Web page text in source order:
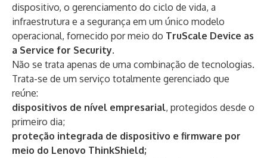
dispositivo, o gerenciamento do ciclo de vida, a
infraestrutura e a segurança em um único modelo
operacional, fornecido por meio do TruScale Device as
a Service for Security.
Não se trata apenas de uma combinação de tecnologias.
Trata-se de um serviço totalmente gerenciado que
reúne:
dispositivos de nível empresarial, protegidos desde o
primeiro dia;
proteção integrada de dispositivo e firmware por
meio do Lenovo ThinkShield;